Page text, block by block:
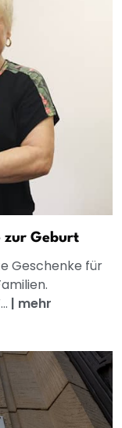
zur Geburt
Geschenke für
| mehr